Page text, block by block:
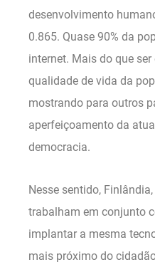
desenvolvimento
0.865. Quase 90% da
internet. Mais do que
qualidade de vida da
mostrando para outros
aperfeiçoamento da
democracia.
Nesse sentido,
trabalham em conjunto
implantar a mesma
mais próximo do